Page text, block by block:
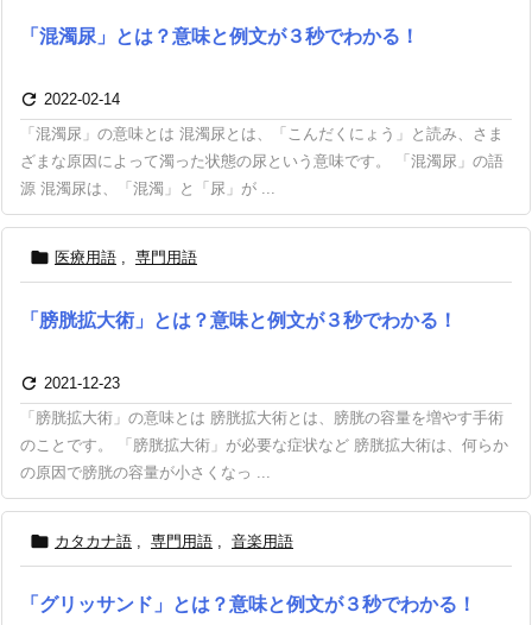
「混濁尿」とは？意味と例文が３秒でわかる！
 2022-02-14
「混濁尿」の意味とは 混濁尿とは、「こんだくにょう」と読み、さま
ざまな原因によって濁った状態の尿という意味です。 「混濁尿」の語
源 混濁尿は、「混濁」と「尿」が ...
 医療用語 , 専門用語
「膀胱拡大術」とは？意味と例文が３秒でわかる！
 2021-12-23
「膀胱拡大術」の意味とは 膀胱拡大術とは、膀胱の容量を増やす手術
のことです。 「膀胱拡大術」が必要な症状など 膀胱拡大術は、何らか
の原因で膀胱の容量が小さくなっ ...
 カタカナ語 , 専門用語 , 音楽用語
「グリッサンド」とは？意味と例文が３秒でわかる！